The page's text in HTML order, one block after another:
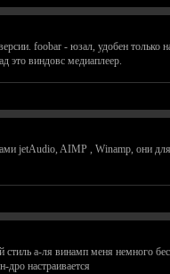
foobar - юзал, удобен только
это виндовс медиаплеер.
jetAudio, AIMP , Winamp, они
а-ля винамп меня немного
дро настраивается